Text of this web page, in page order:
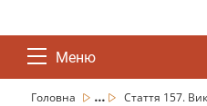
Меню
Головна ...
Стаття 157.